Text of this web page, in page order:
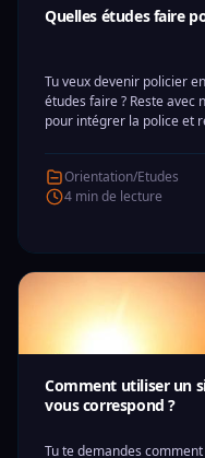
Quelles études faire
Tu veux devenir policier
études faire ? Reste avec
pour intégrer la police et
Orientation/Etudes
4 min de lecture
Comment utiliser un
vous correspond ?
Tu te demandes